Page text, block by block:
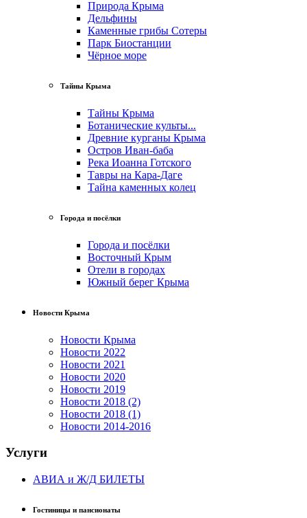
Природа Крыма
Дельфины
Каменные грибы Сотеры
Парк Биостанции
Чёрное море
Тайны Крыма
Тайны Крыма
Ботанические культы...
Древние курганы Крыма
Остров Иван-баба
Река Иоанна Готского
Тавры на Кара-Даге
Тайна каменных колец
Города и посёлки
Города и посёлки
Восточный Крым
Отели в городах
Южный берег Крыма
Новости Крыма
Новости Крыма
Новости 2022
Новости 2021
Новости 2020
Новости 2019
Новости 2018 (2)
Новости 2018 (1)
Новости 2014-2016
Услуги
АВИА и Ж/Д БИЛЕТЫ
Гостиницы и пансионаты